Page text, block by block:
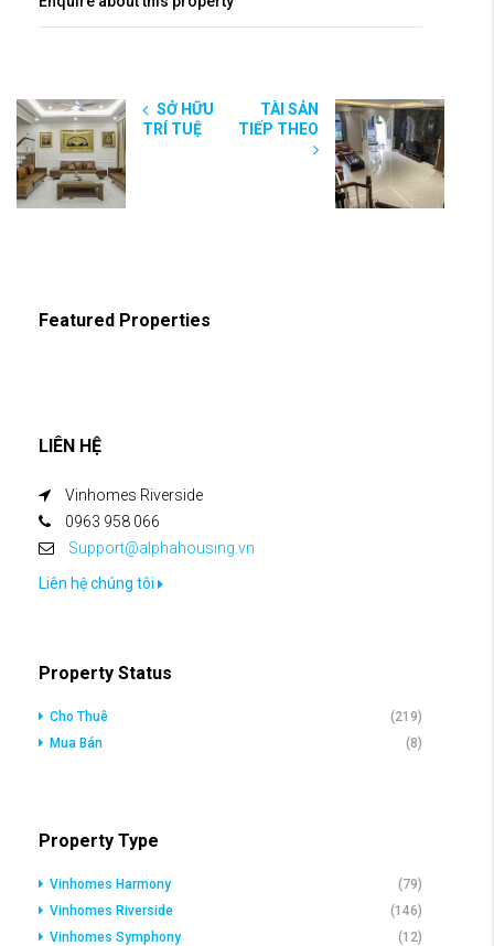
SỞ HỮU
TRÍ TUỆ
TÀI SẢN
TIẾP THEO
Featured Properties
LIÊN HỆ
Vinhomes Riverside
0963 958 066
Support@alphahousing.vn
Liên hệ chúng tôi
Property Status
Cho Thuê
(219)
Mua Bán
(8)
Property Type
Vinhomes Harmony
(79)
Vinhomes Riverside
(146)
Vinhomes Symphony
(12)